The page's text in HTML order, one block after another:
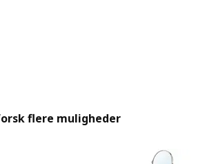
flere muligheder